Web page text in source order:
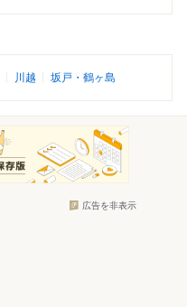
川越 坂戸・鶴ヶ島
広告を非表示